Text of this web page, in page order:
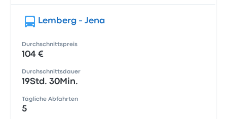
Lemberg - Jena
Durchschnittspreis
104 €
Durchschnittsdauer
19Std. 30Min.
Tägliche Abfahrten
5